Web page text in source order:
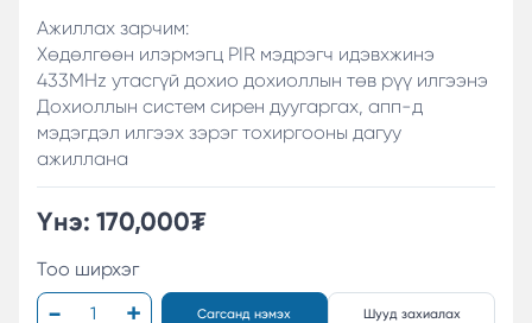
Ажиллах зарчим:
Хөдөлгөөн илэрмэгц PIR мэдрэгч идэвхжинэ
433MHz утасгүй дохио дохиоллын төв рүү илгээнэ
Дохиоллын систем сирен дуугаргах, апп-д
мэдэгдэл илгээх зэрэг тохиргооны дагуу
ажиллана
Үнэ: 170,000₮
Тоо ширхэг
Сагсанд нэмэх Шууд захиалах